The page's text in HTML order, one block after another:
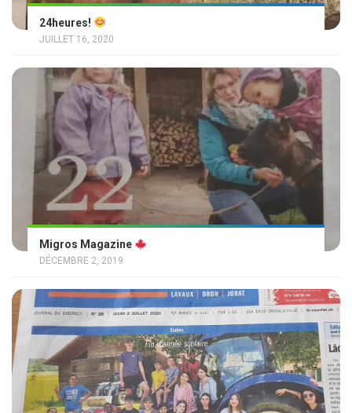
24heures!
JUILLET 16, 2020
Migros Magazine
DÉCEMBRE 2, 2019